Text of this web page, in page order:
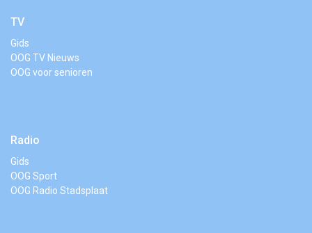
TV
Gids
OOG TV Nieuws
OOG voor senioren
Radio
Gids
OOG Sport
OOG Radio Stadsplaat